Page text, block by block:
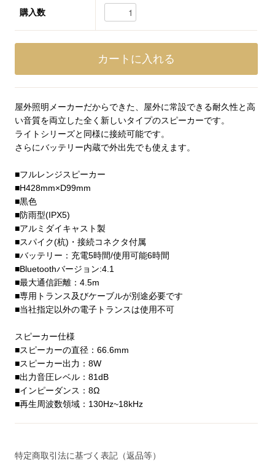
購入数
屋外照明メーカーだからできた、屋外に常設できる耐久性と高
い音質を両立した全く新しいタイプのスピーカーです。
ライトシリーズと同様に接続可能です。
さらにバッテリー内蔵で外出先でも使えます。
■フルレンジスピーカー
■H428mm×D99mm
■黒色
■防雨型(IPX5)
■アルミダイキャスト製
■スパイク(杭)・接続コネクタ付属
■バッテリー：充電5時間/使用可能6時間
■Bluetoothバージョン:4.1
■最大通信距離：4.5m
■専用トランス及びケーブルが別途必要です
■当社指定以外の電子トランスは使用不可
スピーカー仕様
■スピーカーの直径：66.6mm
■スピーカー出力：8W
■出力音圧レベル：81dB
■インピーダンス：8Ω
■再生周波数領域：130Hz~18kHz
特定商取引法に基づく表記（返品等）